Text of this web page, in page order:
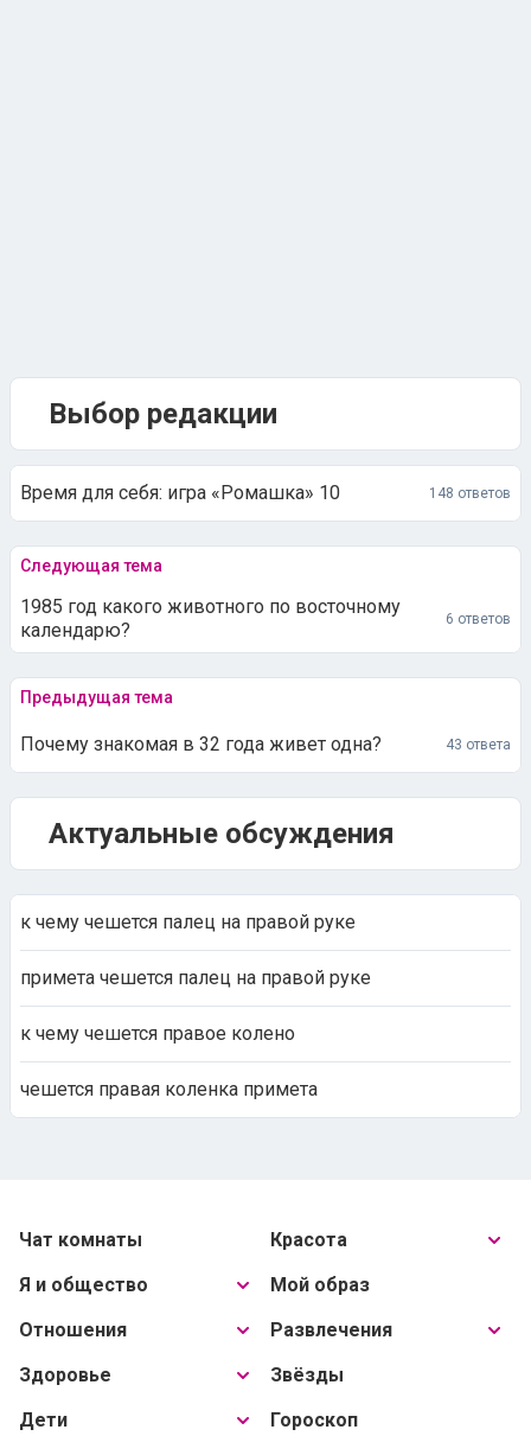
Выбор редакции
Время для себя: игра «Ромашка» 10 148 ответов
Следующая тема
1985 год какого животного по восточному
календарю?
6 ответов
Предыдущая тема
Почему знакомая в 32 года живет одна? 43 ответа
Актуальные обсуждения
к чему чешется палец на правой руке
примета чешется палец на правой руке
к чему чешется правое колено
чешется правая коленка примета
Чат комнаты
Я и общество
Отношения
Здоровье
Дети
Красота
Мой образ
Развлечения
Звёзды
Гороскоп